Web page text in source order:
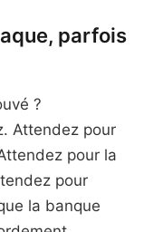
parfois
?
Attendez pour
pour la
pour
la banque